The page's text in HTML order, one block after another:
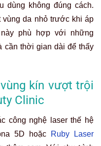
dùng không đúng cách.
vùng da nhỏ trước khi áp
phù hợp với những
cần thời gian dài để thấy
kín vượt trội
Clinic
công nghệ laser thế hệ
5D hoặc
Ruby Laser